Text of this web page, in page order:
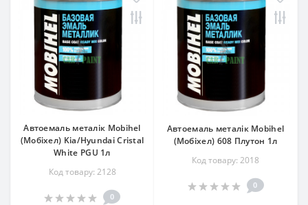
Автоемаль металік Mobihel
(Мобіхел) Kia/Hyundai Cristal
White PGU 1л
Код товару: 2128
0
Автоемаль металік Mobihel
(Мобіхел) 608 Плутон 1л
Код товару: 2018
0